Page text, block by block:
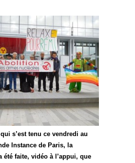
s’est tenu ce vendredi au
Instance de Paris, la
été faite, vidéo à l’appui, que